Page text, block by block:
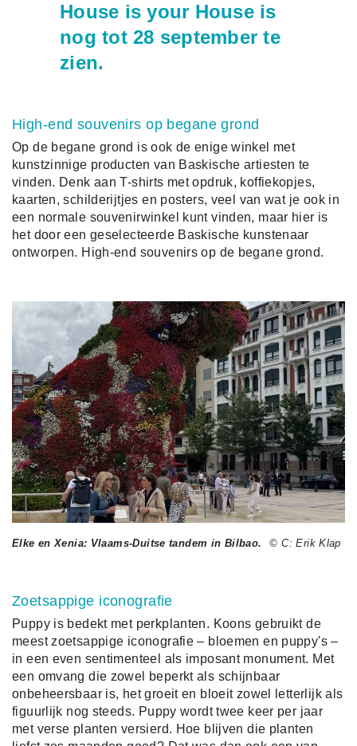
House is your House is
nog tot 28 september te
zien.
High-end souvenirs op begane grond
Op de begane grond is ook de enige winkel met
kunstzinnige producten van Baskische artiesten te
vinden. Denk aan T-shirts met opdruk, koffiekopjes,
kaarten, schilderijtjes en posters, veel van wat je ook in
een normale souvenirwinkel kunt vinden, maar hier is
het door een geselecteerde Baskische kunstenaar
ontworpen. High-end souvenirs op de begane grond.
Elke en Xenia: Vlaams-Duitse tandem in Bilbao. © C: Erik Klap
Zoetsappige iconografie
Puppy is bedekt met perkplanten. Koons gebruikt de
meest zoetsappige iconografie – bloemen en puppy's –
in een even sentimenteel als imposant monument. Met
een omvang die zowel beperkt als schijnbaar
onbeheersbaar is, het groeit en bloeit zowel letterlijk als
figuurlijk nog steeds. Puppy wordt twee keer per jaar
met verse planten versierd. Hoe blijven die planten